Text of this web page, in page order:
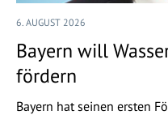
6. AUGUST 2026
Bayern will
fördern
Bayern hat seinen ersten